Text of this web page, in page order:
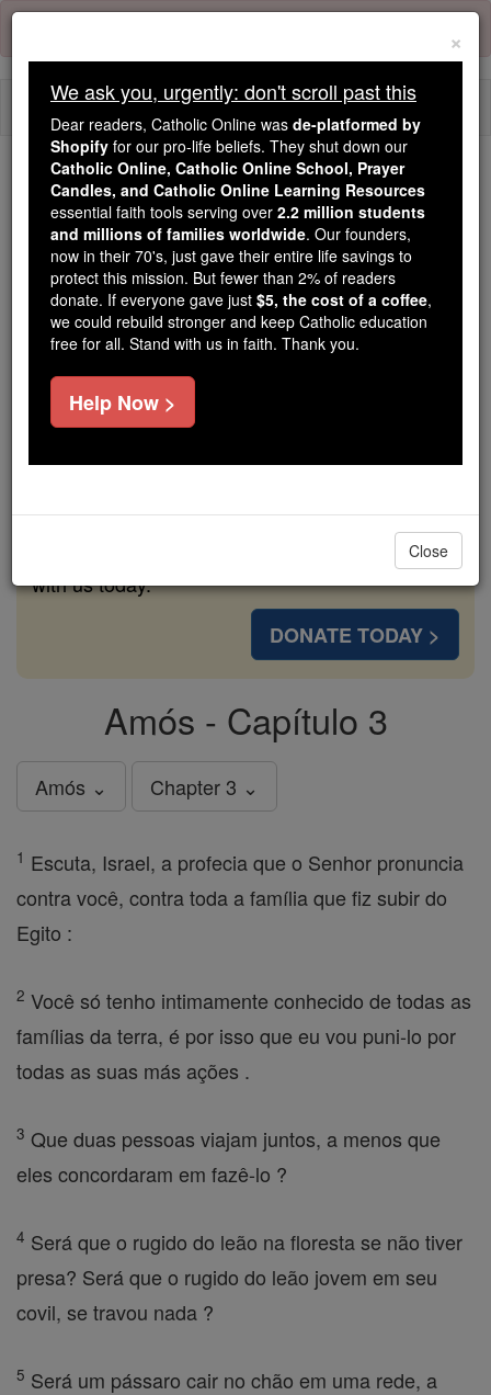
Skip
content
Because of You, 2.2 Million
Students Are Being Formed in the
Faith
Because of generous supporters like you,
Catholic Online School has already delivered
free, faithful Catholic education to over 2.2
million students across 193 countries. In an age
of noise and algorithms, you are helping form
souls with truth, prayer, Scripture, and Christ.
If everyone who reads this gave just $5 — the
families and keep this life-changing formation
free for all. Be Courageous. Be Catholic. Stand
with us today.
DONATE TODAY >
Amós - Capítulo 3
Amós ⌄ Chapter 3 ⌄
1 Escuta, Israel, a profecia que o Senhor pronuncia
contra você, contra toda a família que fiz subir do
Egito :
2 Você só tenho intimamente conhecido de todas as
famílias da terra, é por isso que eu vou puni-lo por
todas as suas más ações .
3 Que duas pessoas viajam juntos, a menos que
eles concordaram em fazê-lo ?
4 Será que o rugido do leão na floresta se não tiver
presa? Será que o rugido do leão jovem em seu
covil, se travou nada ?
5 Será um pássaro cair no chão em uma rede, a
×
We ask you, urgently: don't scroll past this
Dear readers, Catholic Online was de-platformed by
Shopify for our pro-life beliefs. They shut down our
Catholic Online, Catholic Online School, Prayer
Candles, and Catholic Online Learning Resources
essential faith tools serving over 2.2 million students
and millions of families worldwide. Our founders,
now in their 70's, just gave their entire life savings to
protect this mission. But fewer than 2% of readers
donate. If everyone gave just $5, the cost of a coffee,
we could rebuild stronger and keep Catholic education
free for all. Stand with us in faith. Thank you.
Help Now >
Close